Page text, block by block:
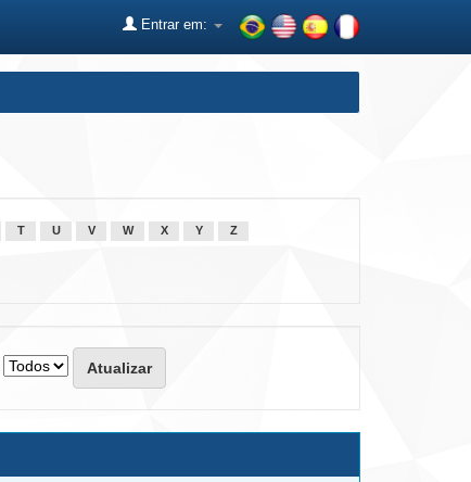
Entrar em:
T U V W X Y Z